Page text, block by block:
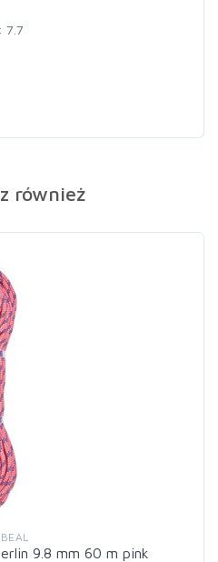
7.7
również
BEAL
9.8 mm 60 m pink